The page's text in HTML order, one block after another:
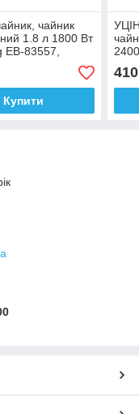
чайник
1.8 л 1800 Вт
EB-83557,
Купити
410